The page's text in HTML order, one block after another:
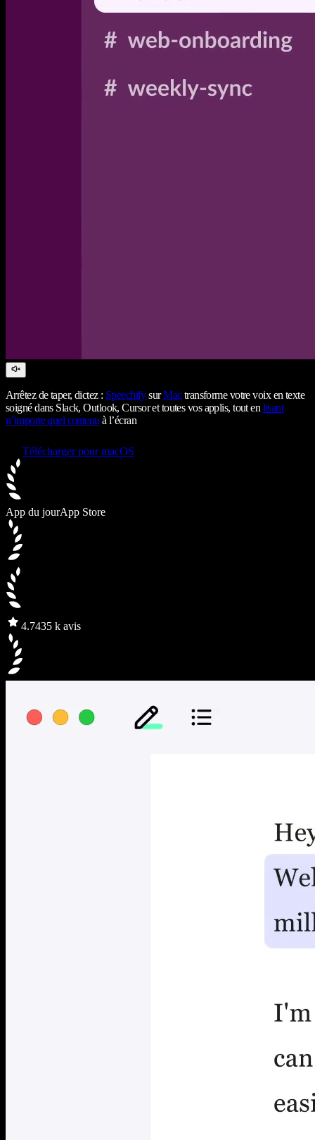
Arrêtez de taper, dictez : SpeechifysurMactransforme votre voix en texte
soigné dans Slack, Outlook, Cursor et toutes vos applis, tout en lisant
n’importe quel contenu à l’écran
Télécharger pour macOS
App du jourApp Store
4.7435 k avis